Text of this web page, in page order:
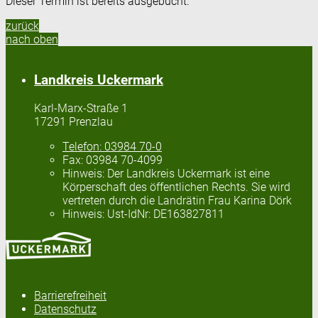
zurück
nach oben
Landkreis Uckermark
Karl-Marx-Straße 1
17291 Prenzlau
Telefon: 03984 70-0
Fax: 03984 70-4099
Hinweis: Der Landkreis Uckermark ist eine
Körperschaft des öffentlichen Rechts. Sie wird
vertreten durch die Landrätin Frau Karina Dörk
Hinweis: Ust-IdNr: DE163827811
Barrierefreiheit
Datenschutz